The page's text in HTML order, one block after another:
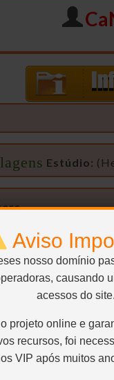
Aviso
nosso domínio
causando
acessos do site.
projeto online e
recursos, foi
VIP após muitos
Estúdio:
/ 4:3 / 1.787 Kbps